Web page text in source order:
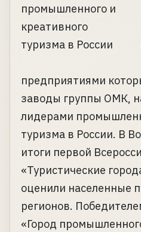
предприятиями
заводы группы ОМК,
лидерами
туризма в России. В
итоги первой
«Туристические
оценили населенные
регионов.
«Город